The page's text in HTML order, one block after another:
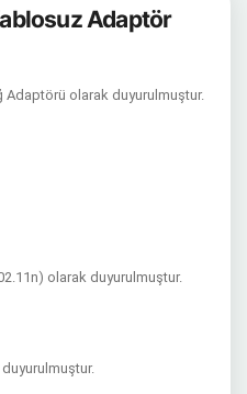
Adaptör
olarak duyurulmuştur.
olarak duyurulmuştur.
duyurulmuştur.